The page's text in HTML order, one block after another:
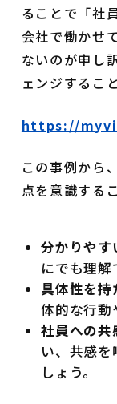
ることで「社
会社で働かせ
ないのが申し
ェンジするこ
https://
この事例から
点を意識する
分かりやす
にでも理解
具体性を持
体的な行動
社員への共
い、共感
しょう。